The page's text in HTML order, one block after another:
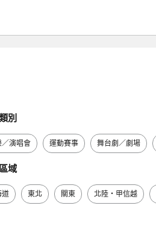
別
／演唱會 運動賽事 舞台劇／劇場
域
道 東北 關東 北陸・甲信越